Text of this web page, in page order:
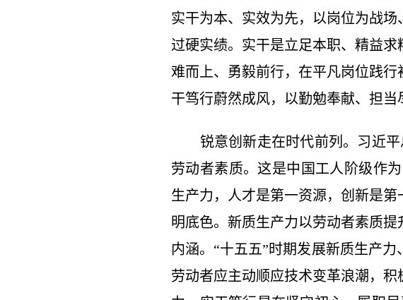
实干为本、实效为先，以岗位为战
过硬实绩。实干是立足本职、精益
难而上、勇毅前行，在平凡岗位践
干笃行蔚然成风，以勤勉奉献、担当
锐意创新走在时代前列。习近平
劳动者素质。这是中国工人阶级作
生产力，人才是第一资源，创新是
明底色。新质生产力以劳动者素质
内涵。“十五五”时期发展新质生产
劳动者应主动顺应技术变革浪潮，